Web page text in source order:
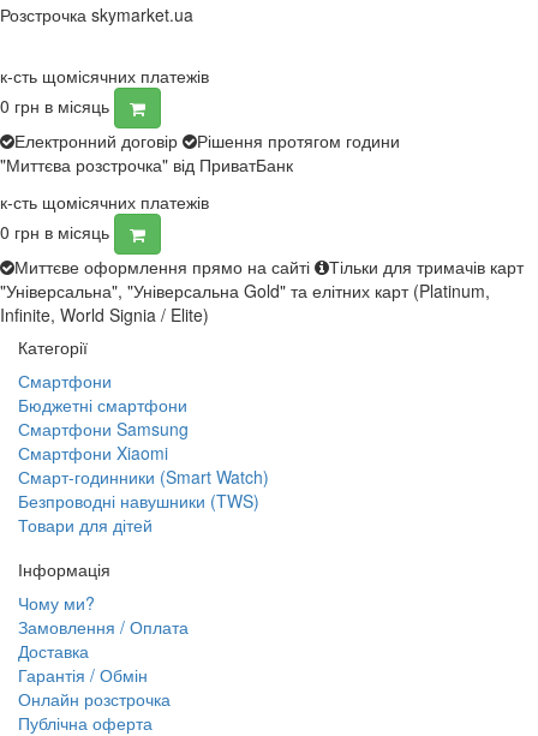
Розстрочка skymarket.ua
к-сть щомісячних платежів
0 грн в місяць
Електронний договір
Рішення протягом години
"Миттєва розстрочка" від ПриватБанк
к-сть щомісячних платежів
0 грн в місяць
Миттєве оформлення прямо на сайті
Тільки для тримачів карт
"Універсальна", "Універсальна Gold" та елітних карт (Platinum,
Infinite, World Signia / Elite)
Категорії
Смартфони
Бюджетні смартфони
Смартфони Samsung
Смартфони Xiaomi
Смарт-годинники (Smart Watch)
Безпроводні навушники (TWS)
Товари для дітей
Інформація
Чому ми?
Замовлення / Оплата
Доставка
Гарантія / Обмін
Онлайн розстрочка
Публічна оферта